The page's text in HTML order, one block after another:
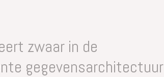
zwaar in de
gegevensarchitectuur